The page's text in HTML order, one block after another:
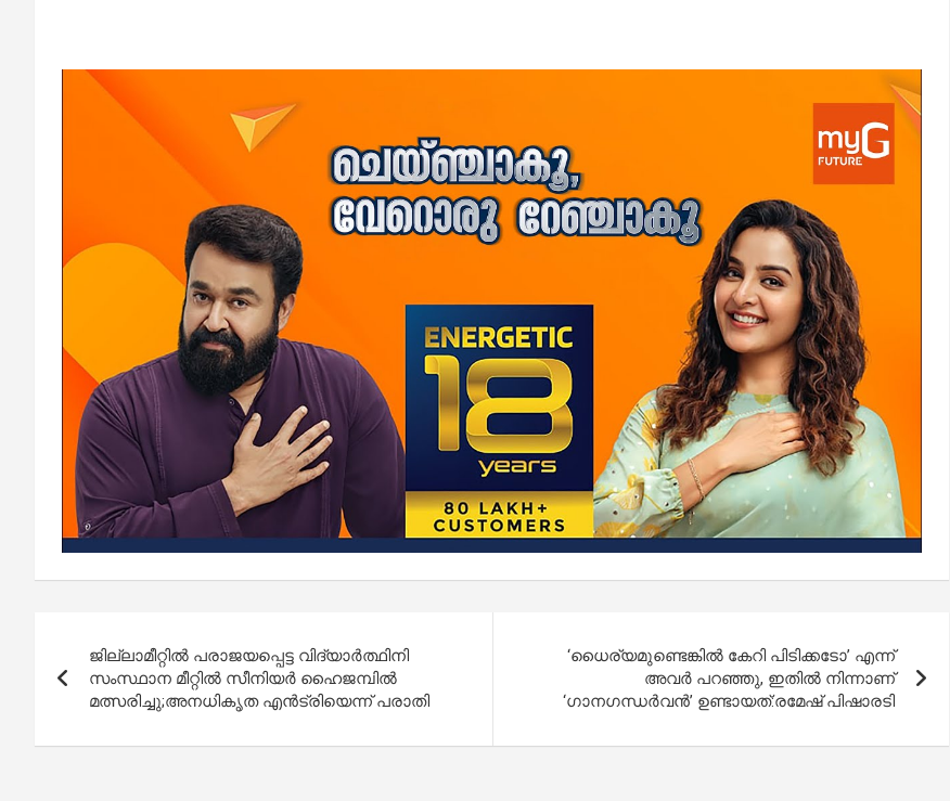
navigation
ജില്ലാമീറ്റിൽ പരാജയപ്പെട്ട വിദ്യാർത്ഥിനി
സംസ്ഥാന മീറ്റിൽ സീനിയർ ഹൈജമ്പിൽ
മത്സരിച്ചു;അനധികൃത എൻട്രിയെന്ന് പരാതി
‘ധൈര്യമുണ്ടെങ്കിൽ കേറി പിടിക്കടോ’ എന്ന്
അവർ പറഞ്ഞു, ഇതിൽ നിന്നാണ്
‘ഗാനഗന്ധർവൻ’ ഉണ്ടായത്:രമേഷ് പിഷാരടി